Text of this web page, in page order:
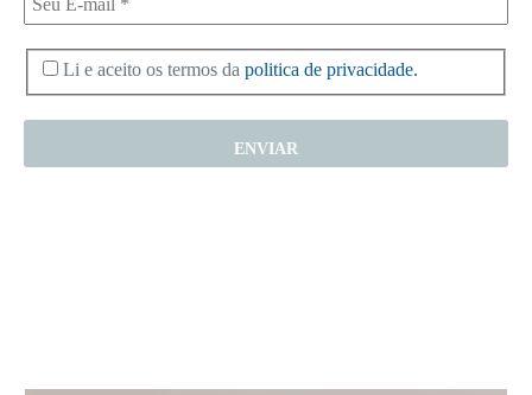
Li e aceito os termos da politica de privacidade.